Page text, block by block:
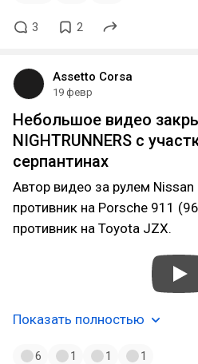
3 2
Assetto Corsa
19 февр
Небольшое видео
NIGHTRUNNERS с
серпантинах
Автор видео за рулем Nissan
противник на Porsche 911
противник на Toyota JZX.
Показать полностью
6 1 1 1